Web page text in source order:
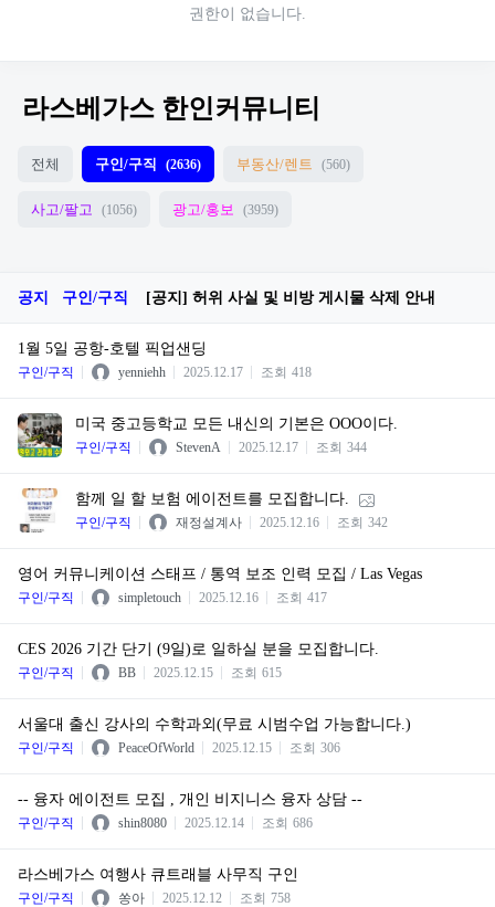
권한이 없습니다.
라스베가스 한인커뮤니티
전체 구인/구직 (2636) 부동산/렌트 (560)
사고/팔고 (1056) 광고/홍보 (3959)
공지 구인/구직 [공지] 허위 사실 및 비방 게시물 삭제 안내
1월 5일 공항-호텔 픽업샌딩
구인/구직 yenniehh 2025.12.17 조회 418
미국 중고등학교 모든 내신의 기본은 OOO이다.
구인/구직 StevenA 2025.12.17 조회 344
함께 일 할 보험 에이전트를 모집합니다.
구인/구직 재정설계사 2025.12.16 조회 342
영어 커뮤니케이션 스태프 / 통역 보조 인력 모집 / Las Vegas
구인/구직 simpletouch 2025.12.16 조회 417
CES 2026 기간 단기 (9일)로 일하실 분을 모집합니다.
구인/구직 BB 2025.12.15 조회 615
서울대 출신 강사의 수학과외(무료 시범수업 가능합니다.)
구인/구직 PeaceOfWorld 2025.12.15 조회 306
-- 융자 에이전트 모집 , 개인 비지니스 융자 상담 --
구인/구직 shin8080 2025.12.14 조회 686
라스베가스 여행사 큐트래블 사무직 구인
구인/구직 쏭아 2025.12.12 조회 758